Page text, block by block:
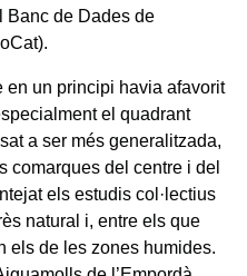
Banc de Dades de
en un principi havia afavorit
el quadrant
a ser més generalitzada,
comarques del centre i del
els estudis col·lectius
natural i, entre els que
els de les zones humides.